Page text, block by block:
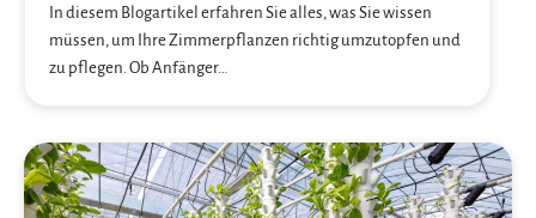
In diesem Blogartikel erfahren Sie alles, was Sie wissen
müssen, um Ihre Zimmerpflanzen richtig umzutopfen und
zu pflegen. Ob Anfänger…